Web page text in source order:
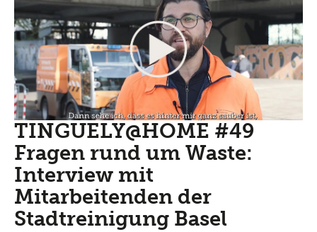
TINGUELY@HOME #49
Fragen rund um Waste:
Interview mit
Mitarbeitenden der
Stadtreinigung Basel